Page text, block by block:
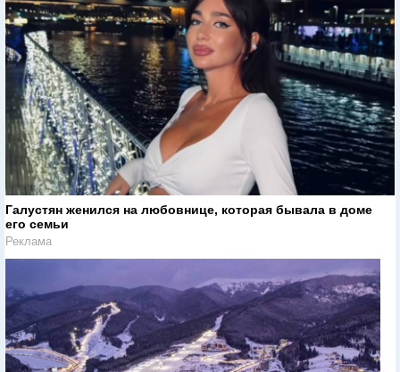
Галустян женился на любовнице, которая бывала в доме
его семьи
Реклама